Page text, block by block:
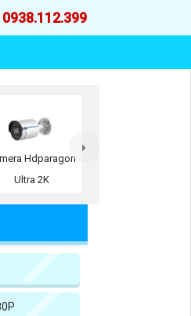
0938.112.399
Hdparagon
Ultra 2K